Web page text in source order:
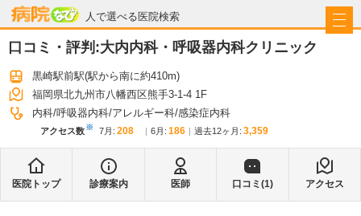
人で選べる医院検索
病院なび
口コミ・評判:大内内科・呼吸器内科クリニック
黒崎駅前駅(駅から南に約410m)
福岡県北九州市八幡西区熊手3-1-4 1F
内科 呼吸器内科 アレルギー科 感染症内科
アクセス数※ 7月 : 208 6月 : 186 過去12ヶ月: 3,359
医院トップ 診療案内 医師 口コミ(1) アクセス